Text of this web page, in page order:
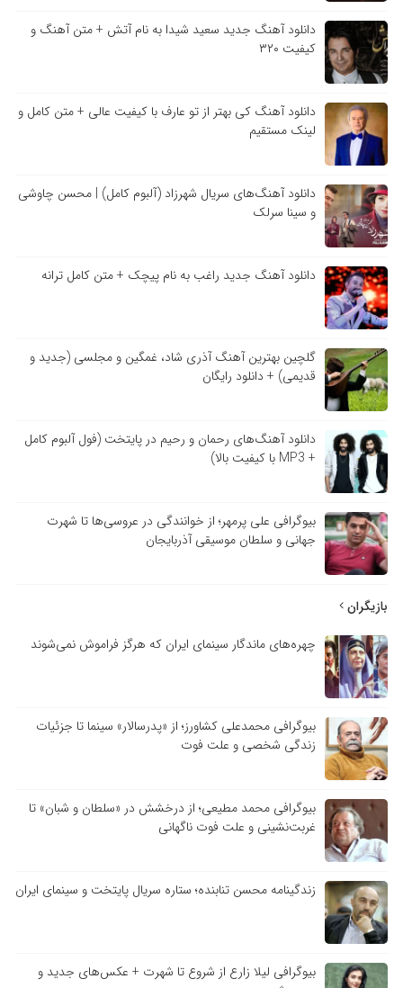
دانلود آهنگ جدید سعید شیدا به نام آتش + متن آهنگ و
کیفیت ۳۲۰
دانلود آهنگ کی بهتر از تو عارف با کیفیت عالی + متن کامل و
لینک مستقیم
دانلود آهنگ‌های سریال شهرزاد (آلبوم کامل) | محسن چاوشی
و سینا سرلک
دانلود آهنگ جدید راغب به نام پیچک + متن کامل ترانه
گلچین بهترین آهنگ آذری شاد، غمگین و مجلسی (جدید و
قدیمی) + دانلود رایگان
دانلود آهنگ‌های رحمان و رحیم در پایتخت (فول آلبوم کامل
+ MP3 با کیفیت بالا)
بیوگرافی علی پرمهر؛ از خوانندگی در عروسی‌ها تا شهرت
جهانی و سلطان موسیقی آذربایجان
بازیگران
چهره‌های ماندگار سینمای ایران که هرگز فراموش نمی‌شوند
بیوگرافی محمدعلی کشاورز؛ از «پدرسالار» سینما تا جزئیات
زندگی شخصی و علت فوت
بیوگرافی محمد مطیعی؛ از درخشش در «سلطان و شبان» تا
غربت‌نشینی و علت فوت ناگهانی
زندگینامه محسن تنابنده؛ ستاره سریال پایتخت و سینمای ایران
بیوگرافی لیلا زارع از شروع تا شهرت + عکس‌های جدید و